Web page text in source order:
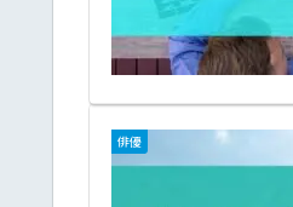
俳優